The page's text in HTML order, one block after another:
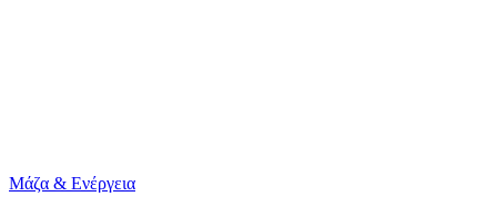
Μάζα & Ενέργεια